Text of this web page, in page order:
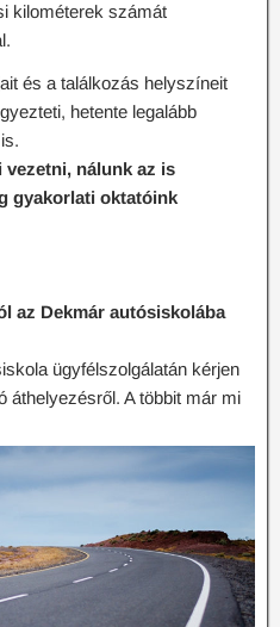
kilométerek számát
és a találkozás helyszíneit
hetente legalább
vezetni, nálunk az is
gyakorlati oktatóink
az Dekmár autósiskolába
ügyfélszolgálatán kérjen
áthelyezésről. A többit már mi